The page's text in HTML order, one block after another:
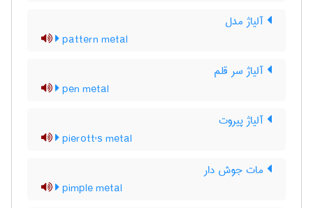
آلیاژ مدل
pattern metal
آلیاژ سر قلم
pen metal
آلیاژ پیروت
pierott's metal
مات جوش دار
pimple metal